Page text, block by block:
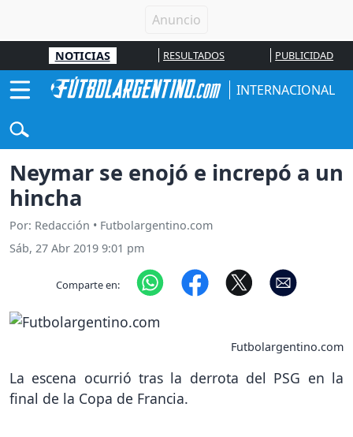
NOTICIAS RESULTADOS PUBLICIDAD
INTERNACIONAL
Neymar se enojó e increpó a un
hincha
Por: Redacción • Futbolargentino.com
Sáb, 27 Abr 2019 9:01 pm
Comparte en:
Futbolargentino.com
La escena ocurrió tras la derrota del PSG en la
final de la Copa de Francia.